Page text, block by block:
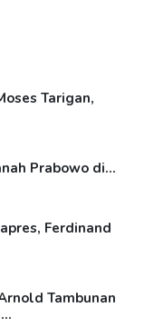
Tarigan,
Prabowo di...
Ferdinand
Tambunan